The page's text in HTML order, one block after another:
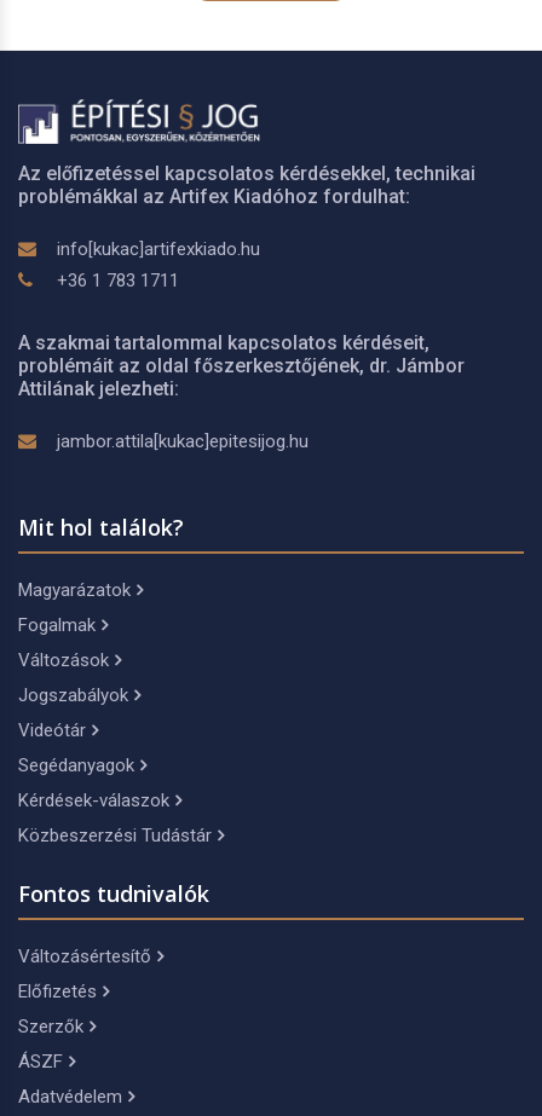
Az előfizetéssel kapcsolatos kérdésekkel, technikai
problémákkal az Artifex Kiadóhoz fordulhat:
info[kukac]artifexkiado.hu
+36 1 783 1711
A szakmai tartalommal kapcsolatos kérdéseit,
problémáit az oldal főszerkesztőjének, dr. Jámbor
Attilának jelezheti:
jambor.attila[kukac]epitesijog.hu
Mit hol találok?
Magyarázatok
Fogalmak
Változások
Jogszabályok
Videótár
Segédanyagok
Kérdések-válaszok
Közbeszerzési Tudástár
Fontos tudnivalók
Változásértesítő
Előfizetés
Szerzők
ÁSZF
Adatvédelem